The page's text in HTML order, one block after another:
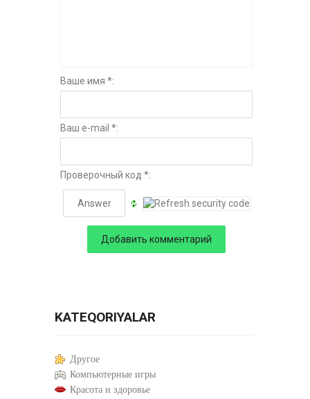
Ваше имя *:
Ваш e-mail *:
Проверочный код *:
KATEQORIYALAR
Другое
Компьютерные игры
Красота и здоровье